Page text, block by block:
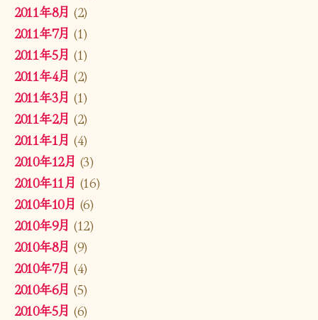
2011年8月 (2)
2011年7月 (1)
2011年5月 (1)
2011年4月 (2)
2011年3月 (1)
2011年2月 (2)
2011年1月 (4)
2010年12月 (3)
2010年11月 (16)
2010年10月 (6)
2010年9月 (12)
2010年8月 (9)
2010年7月 (4)
2010年6月 (5)
2010年5月 (6)